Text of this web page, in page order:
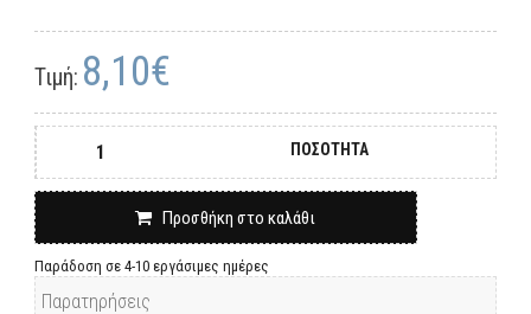
Τιμή: 8,10€
ΠΟΣΟΤΗΤΑ
Προσθήκη στο καλάθι
Παράδοση σε 4-10 εργάσιμες ημέρες